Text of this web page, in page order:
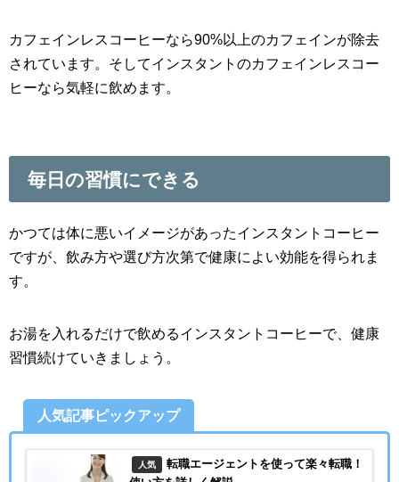
カフェインレスコーヒーなら90%以上のカフェインが除去
されています。そしてインスタントのカフェインレスコー
ヒーなら気軽に飲めます。
毎日の習慣にできる
かつては体に悪いイメージがあったインスタントコーヒー
ですが、飲み方や選び方次第で健康によい効能を得られま
す。
お湯を入れるだけで飲めるインスタントコーヒーで、健康
習慣続けていきましょう。
人気記事ピックアップ
人気
転職エージェントを使って楽々転職！